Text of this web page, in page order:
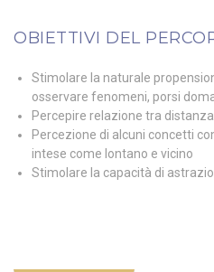
OBIETTIVI DEL
Stimolare la naturale
osservare fenomeni, porsi
Percepire relazione tra
Percezione di alcuni concetti
intese come lontano e vicino
Stimolare la capacità di